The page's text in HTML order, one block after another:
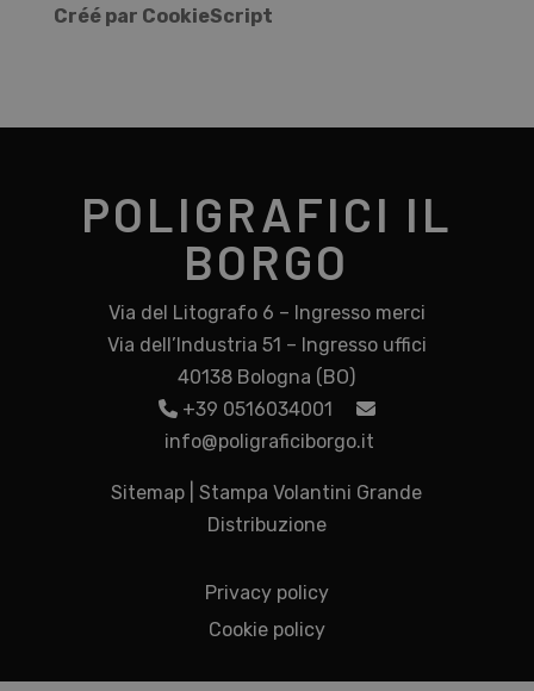
Créé par CookieScript
POLIGRAFICI IL
BORGO
Via del Litografo 6 – Ingresso merci
Via dell’Industria 51 – Ingresso uffici
40138 Bologna (BO)
+39 0516034001
info@poligraficiborgo.it
Sitemap |Stampa Volantini Grande
Distribuzione
Privacy policy
Cookie policy